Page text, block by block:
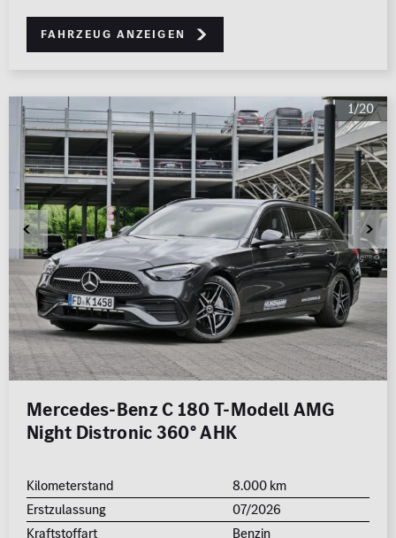
Fahrzeug anzeigen
1/20
Mercedes-Benz C 180 T-Modell AMG
Night Distronic 360° AHK
Kilometerstand
8.000 km
Erstzulassung
07/2026
Kraftstoffart
Benzin